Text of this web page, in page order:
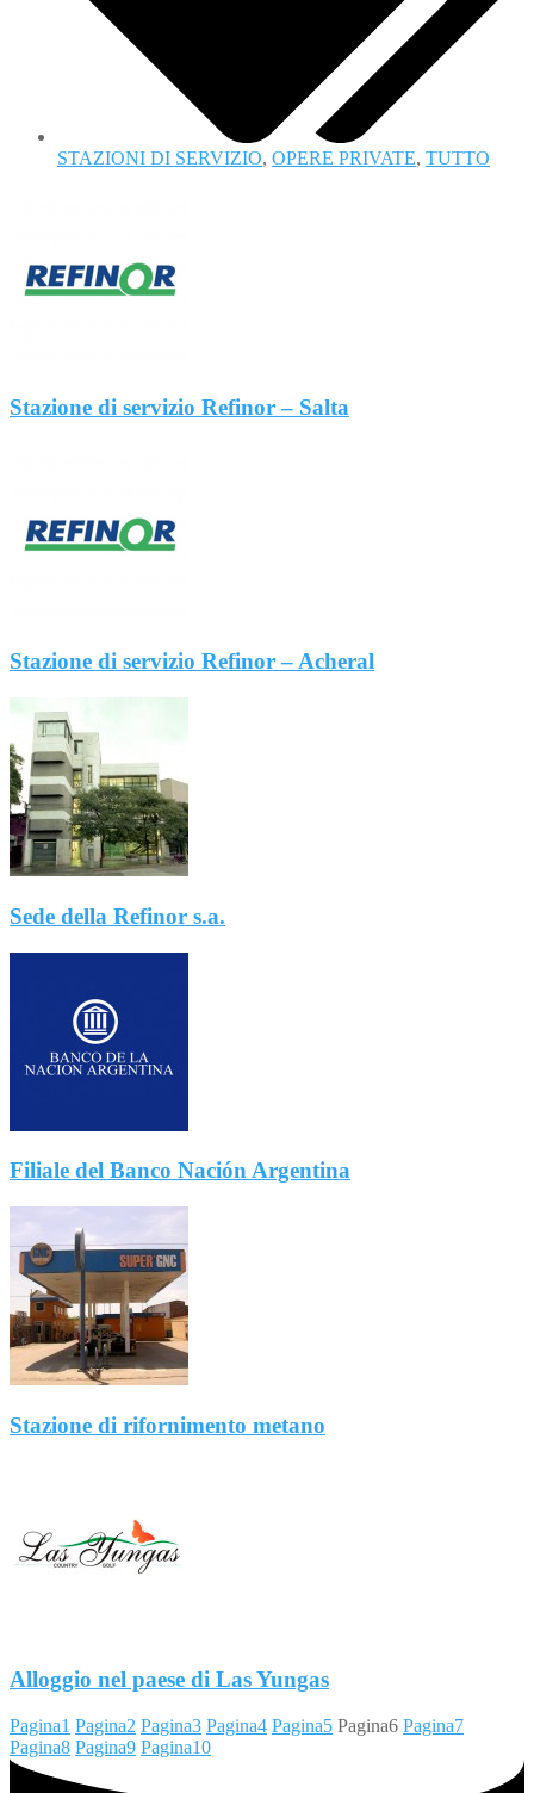
STAZIONI DI SERVIZIO, OPERE PRIVATE, TUTTO
Stazione di servizio Refinor – Salta
Stazione di servizio Refinor – Acheral
Sede della Refinor s.a.
Filiale del Banco Nación Argentina
Stazione di rifornimento metano
Alloggio nel paese di Las Yungas
Pagina1 Pagina2 Pagina3 Pagina4 Pagina5 Pagina6 Pagina7
Pagina8 Pagina9 Pagina10